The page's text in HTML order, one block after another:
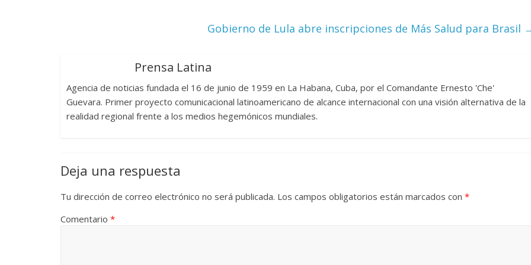
Gobierno de Lula abre inscripciones de Más Salud para Brasil
Prensa Latina
Agencia de noticias fundada el 16 de junio de 1959 en La Habana, Cuba, por el Comandante Ernesto 'Che'
Guevara. Primer proyecto comunicacional latinoamericano de alcance internacional con una visión alternativa de la
realidad regional frente a los medios hegemónicos mundiales.
Deja una respuesta
Tu dirección de correo electrónico no será publicada. Los campos obligatorios están marcados con *
Comentario *